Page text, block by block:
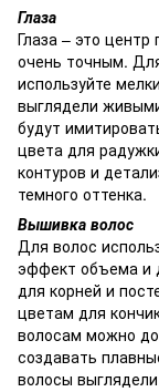
Глаза
Глаза – это
очень точным.
используйте
выглядели
будут
цвета для
контуров и
темного оттенка.
Вышивка волос
Для волос
эффект объема и
для корней и
цветам для
волосам можно
создавать
волосы